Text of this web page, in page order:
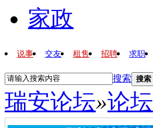
家政
说事 交友 租售 招聘 求职
搜索 搜索
瑞安论坛»论坛